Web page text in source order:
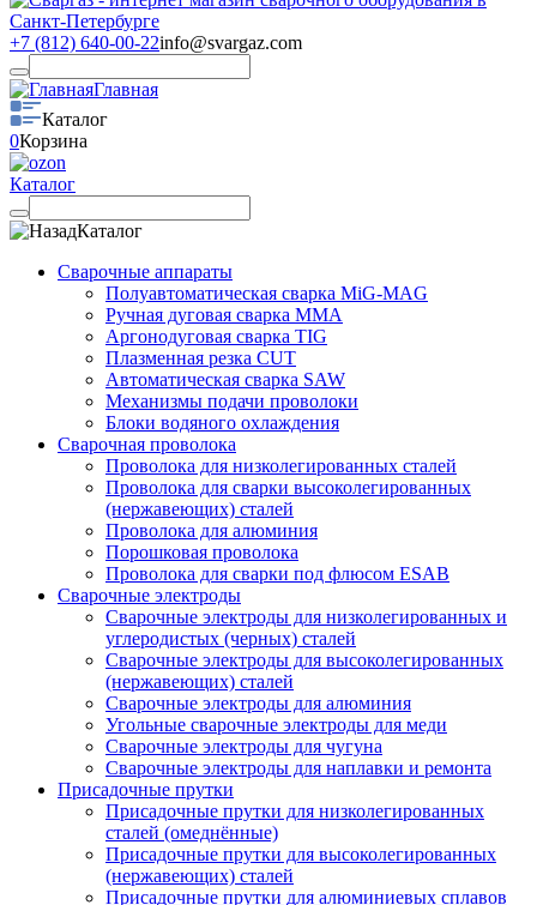
+7 (812) 640-00-22info@svargaz.com
Главная
Каталог
0Корзина
Каталог
Каталог
Сварочные аппараты
Полуавтоматическая сварка MiG-MAG
Ручная дуговая сварка MMA
Аргонодуговая сварка TIG
Плазменная резка CUT
Автоматическая сварка SAW
Механизмы подачи проволоки
Блоки водяного охлаждения
Сварочная проволока
Проволока для низколегированных сталей
Проволока для сварки высоколегированных
(нержавеющих) сталей
Проволока для алюминия
Порошковая проволока
Проволока для сварки под флюсом ESAB
Сварочные электроды
Сварочные электроды для низколегированных и
углеродистых (черных) сталей
Сварочные электроды для высоколегированных
(нержавеющих) сталей
Сварочные электроды для алюминия
Угольные сварочные электроды для меди
Сварочные электроды для чугуна
Сварочные электроды для наплавки и ремонта
Присадочные прутки
Присадочные прутки для низколегированных
сталей (омеднённые)
Присадочные прутки для высоколегированных
(нержавеющих) сталей
Присадочные прутки для алюминиевых сплавов